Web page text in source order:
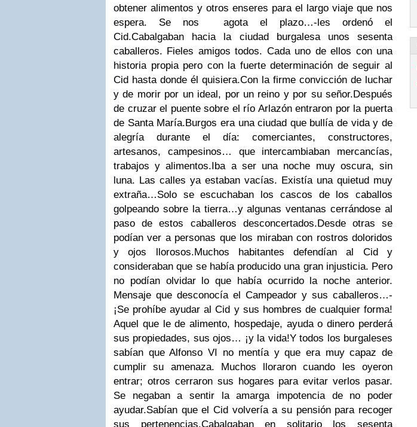
obtener alimentos y otros enseres para el largo viaje que nos
espera. Se nos agota el plazo…-les ordenó el
Cid.Cabalgaban hacia la ciudad burgalesa unos sesenta
caballeros. Fieles amigos todos. Cada uno de ellos con una
historia propia pero con la fuerte determinación de seguir al
Cid hasta donde él quisiera.Con la firme convicción de luchar
y de morir por un ideal, por un reino y por su señor.Después
de cruzar el puente sobre el río Arlazón entraron por la puerta
de Santa María.Burgos era una ciudad que bullía de vida y de
alegría durante el día: comerciantes, constructores,
artesanos, campesinos… que intercambiaban mercancías,
trabajos y alimentos.Iba a ser una noche muy oscura, sin
luna. Las calles ya estaban vacías. Existía una quietud muy
extraña…Solo se escuchaban los cascos de los caballos
golpeando sobre la tierra…y algunas ventanas cerrándose al
paso de estos caballeros desconcertados.Desde otras se
podían ver a personas que los miraban con rostros doloridos
y ojos llorosos.Muchos habitantes defendían al Cid y
consideraban que se había producido una gran injusticia. Pero
no podían olvidar lo que había ocurrido la noche anterior.
Mensaje que desconocía el Campeador y sus caballeros…-
¡Se prohíbe ayudar al Cid y sus hombres de cualquier forma!
Aquel que le de alimento, hospedaje, ayuda o dinero perderá
sus propiedades, sus ojos… ¡y la vida!Y todos los burgaleses
sabían que Alfonso VI no mentía y que era muy capaz de
cumplir su amenaza. Muchos lloraron cuando les oyeron
entrar; otros cerraron sus hogares para evitar verlos pasar.
Se negaban a sentir la amarga impotencia de no poder
ayudar.Sabían que el Cid volvería a su pensión para recoger
sus pertenencias.Cabalgaban en solitario los sesenta